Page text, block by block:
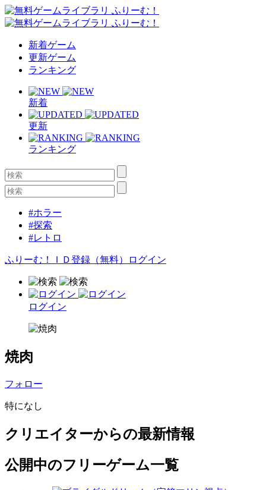
新着ゲーム
更新ゲーム
ランキング
新着
更新
ランキング
#ホラー
#探索
#レトロ
ふりーむ！ＩＤ登録（無料） ログイン
ログイン
焼肉
フォロー
特になし
クリエイターからの最新情報
公開中のフリーゲーム一覧